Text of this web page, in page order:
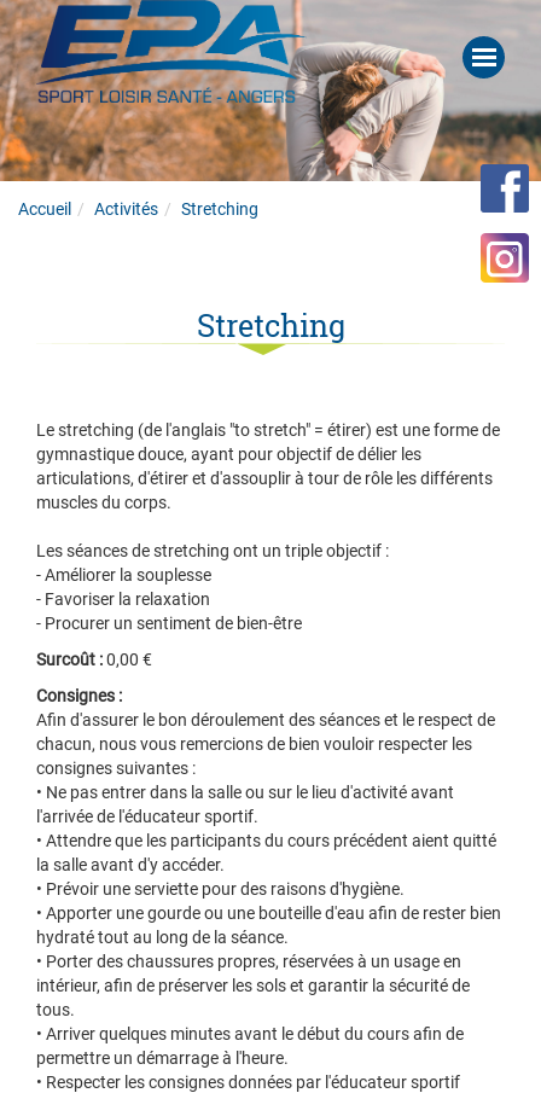
Accueil Activités Stretching
Stretching
Le stretching (de l'anglais "to stretch" = étirer) est une forme de
gymnastique douce, ayant pour objectif de délier les
articulations, d'étirer et d'assouplir à tour de rôle les différents
muscles du corps.
Les séances de stretching ont un triple objectif :
- Améliorer la souplesse
- Favoriser la relaxation
- Procurer un sentiment de bien-être
Surcoût :0,00 €
Consignes :
Afin d'assurer le bon déroulement des séances et le respect de
chacun, nous vous remercions de bien vouloir respecter les
consignes suivantes :
• Ne pas entrer dans la salle ou sur le lieu d'activité avant
l'arrivée de l'éducateur sportif.
• Attendre que les participants du cours précédent aient quitté
la salle avant d'y accéder.
• Prévoir une serviette pour des raisons d'hygiène.
• Apporter une gourde ou une bouteille d'eau afin de rester bien
hydraté tout au long de la séance.
• Porter des chaussures propres, réservées à un usage en
intérieur, afin de préserver les sols et garantir la sécurité de
tous.
• Arriver quelques minutes avant le début du cours afin de
permettre un démarrage à l'heure.
• Respecter les consignes données par l'éducateur sportif